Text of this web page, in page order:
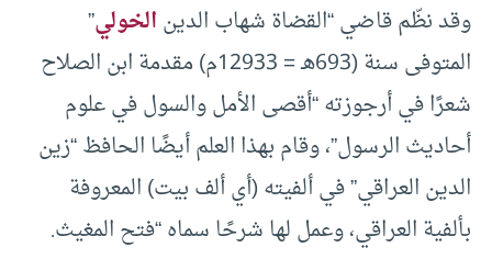
وقد نظّم قاضي “القضاة شهاب الدينالخولي”
المتوفى سنة (693هـ = 12933م) مقدمة ابن الصلاح
شعرًا في أرجوزته “أقصى الأمل والسول في علوم
أحاديث الرسول”، وقام بهذا العلم أيضًا الحافظ “زين
الدين العراقي” في ألفيته (أي ألف بيت) المعروفة
بألفية العراقي، وعمل لها شرحًا سماه “فتح المغيث.